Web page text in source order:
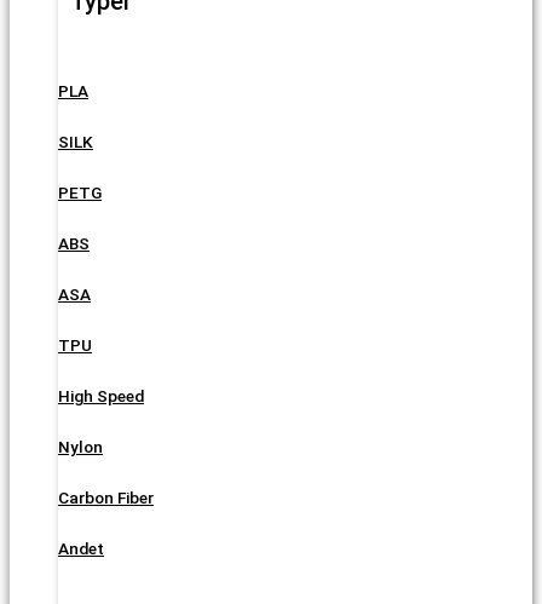
PLA
SILK
PETG
ABS
ASA
TPU
High Speed
Nylon
Carbon Fiber
Andet